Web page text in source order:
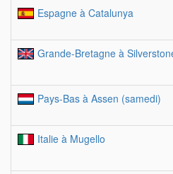
Espagne à Catalunya
Grande-Bretagne à
Pays-Bas à Assen (samedi)
Italie à Mugello